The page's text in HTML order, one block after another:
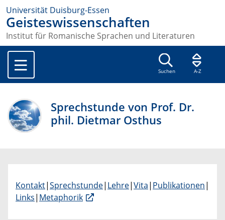
Universität Duisburg-Essen
Geisteswissenschaften
Institut für Romanische Sprachen und Literaturen
Suchen A-Z
Sprechstunde von Prof. Dr.
phil. Dietmar Osthus
Kontakt|Sprechstunde| Lehre|Vita| Publikationen|
Links| Metaphorik